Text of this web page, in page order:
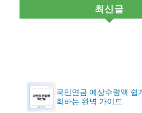
최신글
국민연금 예상수령액 쉽
회하는 완벽 가이드